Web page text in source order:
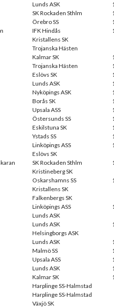
Lunds ASK
SK Rockaden Sthlm
Örebro SS
IFK Hindås
Kristallens SK
Trojanska Hästen
Kalmar SK
Trojanska Hästen
Eslövs SK
Lunds ASK
Nyköpings ASK
Borås SK
Upsala ASS
Östersunds SS
Eskilstuna SK
Ystads SS
Linköpings ASS
Eslövs SK
SK Rockaden Sthlm
Kristineberg SK
Oskarshamns SS
Kristallens SK
Falkenbergs SK
Linköpings ASS
Lunds ASK
Lunds ASK
Helsingborgs ASK
Lunds ASK
Malmö SS
Upsala ASS
Lunds ASK
Kalmar SK
Harplinge SS-Halmstad
Harplinge SS-Halmstad
Växjö SK